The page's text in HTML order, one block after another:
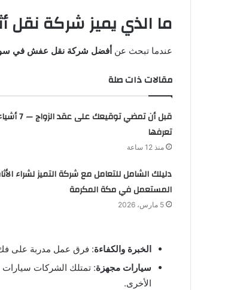
ما الذي يميز شركة
عندما تبحث عن أفضل شركة نقل عفش في
مقالات ذات صلة
قبل أن تمضي
تعرفها
منذ 12 ساعة
دليلك الشامل للتعامل مع شركة التميز لشراء
المستعمل في مكة المكرمة
5 مارس، 2026
الخبرة والكفاءة: فرق عمل مدربة على فك
سيارات مجهزة: تمتلك الشركات
الأخرى.